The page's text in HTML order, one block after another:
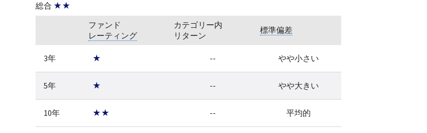
総合 ★★
ファンド
レーティング
カテゴリー内
リターン
標準偏差
3年 ★ -- やや小さい
5年 ★ -- やや大きい
10年 ★★ -- 平均的